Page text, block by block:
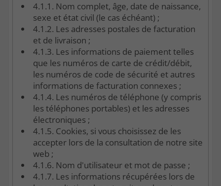
4.1.1. Nom complet, âge, date de naissance,
sexe et état civil (le cas échéant) ;
4.1.2. Les adresses postales de facturation
et de livraison ;
4.1.3. Les informations de paiement telles
que les numéros de carte de crédit/débit,
les numéros de code de sécurité et autres
informations de facturation connexes ;
4.1.4. Les numéros de téléphone (y compris
les téléphones portables) et les adresses
électroniques ;
4.1.5. Cookies, si vous choisissez de les
accepter lors de la consultation de notre site
web ;
4.1.6. Nom d'utilisateur et mot de passe ;
4.1.7. Les informations récupérées lors de